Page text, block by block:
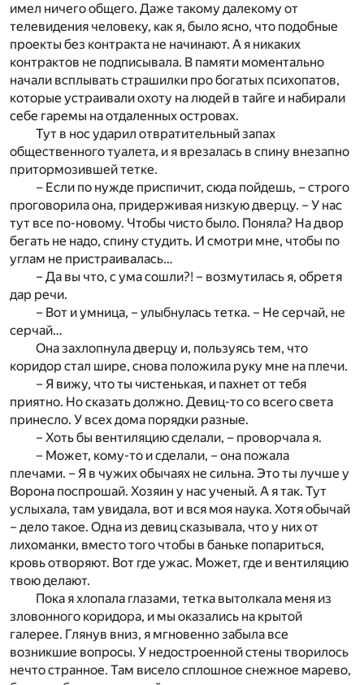
имел ничего общего. Даже такому далекому от
телевидения человеку, как я, было ясно, что подобные
проекты без контракта не начинают. А я никаких
контрактов не подписывала. В памяти моментально
начали всплывать страшилки про богатых психопатов,
которые устраивали охоту на людей в тайге и набирали
себе гаремы на отдаленных островах.
Тут в нос ударил отвратительный запах
общественного туалета, и я врезалась в спину внезапно
притормозившей тетке.
– Если по нужде приспичит, сюда пойдешь, – строго
проговорила она, придерживая низкую дверцу. – У нас
тут все по-новому. Чтобы чисто было. Поняла? На двор
бегать не надо, спину студить. И смотри мне, чтобы по
углам не пристраивалась…
– Да вы что, с ума сошли?! – возмутилась я, обретя
дар речи.
– Вот и умница, – улыбнулась тетка. – Не серчай, не
серчай…
Она захлопнула дверцу и, пользуясь тем, что
коридор стал шире, снова положила руку мне на плечи.
– Я вижу, что ты чистенькая, и пахнет от тебя
приятно. Но сказать должно. Девиц-то со всего света
принесло. У всех дома порядки разные.
– Хоть бы вентиляцию сделали, – проворчала я.
– Может, кому-то и сделали, – она пожала
плечами. – Я в чужих обычаях не сильна. Это ты лучше у
Ворона поспрошай. Хозяин у нас ученый. А я так. Тут
услыхала, там увидала, вот и вся моя наука. Хотя обычай
– дело такое. Одна из девиц сказывала, что у них от
лихоманки, вместо того чтобы в баньке попариться,
кровь отворяют. Вот где ужас. Может, где и вентиляцию
твою делают.
Пока я хлопала глазами, тетка вытолкала меня из
зловонного коридора, и мы оказались на крытой
галерее. Глянув вниз, я мгновенно забыла все
возникшие вопросы. У недостроенной стены творилось
нечто странное. Там висело сплошное снежное марево,